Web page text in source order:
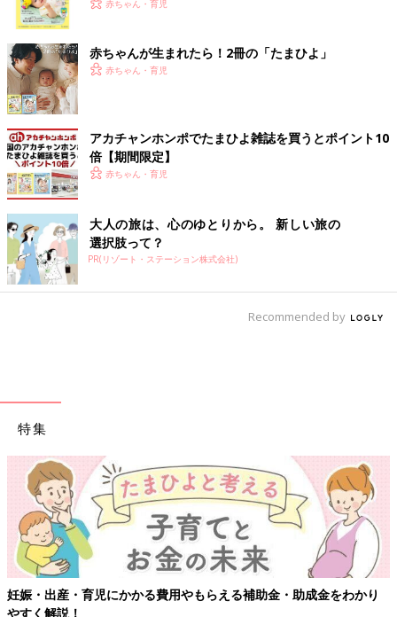
く！ おっぱい・ミルクの基本と夏のトラブル 解決テ
赤ちゃん・育児
赤ちゃんが生まれたら！2冊の「たまひよ」
赤ちゃん・育児
アカチャンホンポでたまひよ雑誌を買うとポイント10
倍【期間限定】
赤ちゃん・育児
大人の旅は、心のゆとりから。 新しい旅の
選択肢って？
PR(リゾート・ステーション株式会社)
Recommended by
特集
かり
【ワクチン接種できるものも】妊婦の感染症対策、知って